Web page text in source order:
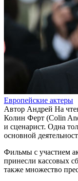
Европейские актеры
Автор Андрей На
Колин Ферт (Colin
и сценарист. Одна
основной
Фильмы с участием
принесли кассовых
также множество